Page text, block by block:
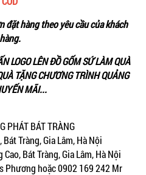
đặt hàng theo yêu cầu của khách
hàng.
LOGO LÊN ĐỒ GỐM SỨ LÀM QUÀ
TẶNG CHƯƠNG TRÌNH QUẢNG
MÃI...
PHÁT BÁT TRÀNG
Tràng, Gia Lâm, Hà Nội
Bát Tràng, Gia Lâm, Hà Nội
hoặc 0902 169 242 Mr